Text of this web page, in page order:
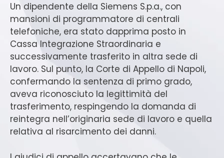
Un dipendente della Siemens S.p.a., con
mansioni di programmatore di centrali
telefoniche, era stato dapprima posto in
Cassa Integrazione Straordinaria e
successivamente trasferito in altra sede di
lavoro. Sul punto, la Corte di Appello di Napoli,
confermando la sentenza di primo grado,
aveva riconosciuto la legittimità del
trasferimento, respingendo la domanda di
reintegra nell’originaria sede di lavoro e quella
relativa al risarcimento dei danni.